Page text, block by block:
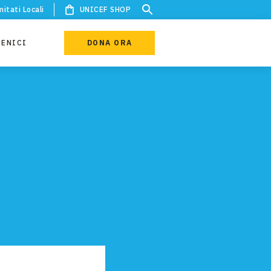
Locali UNICEF SHOP
DONA ORA